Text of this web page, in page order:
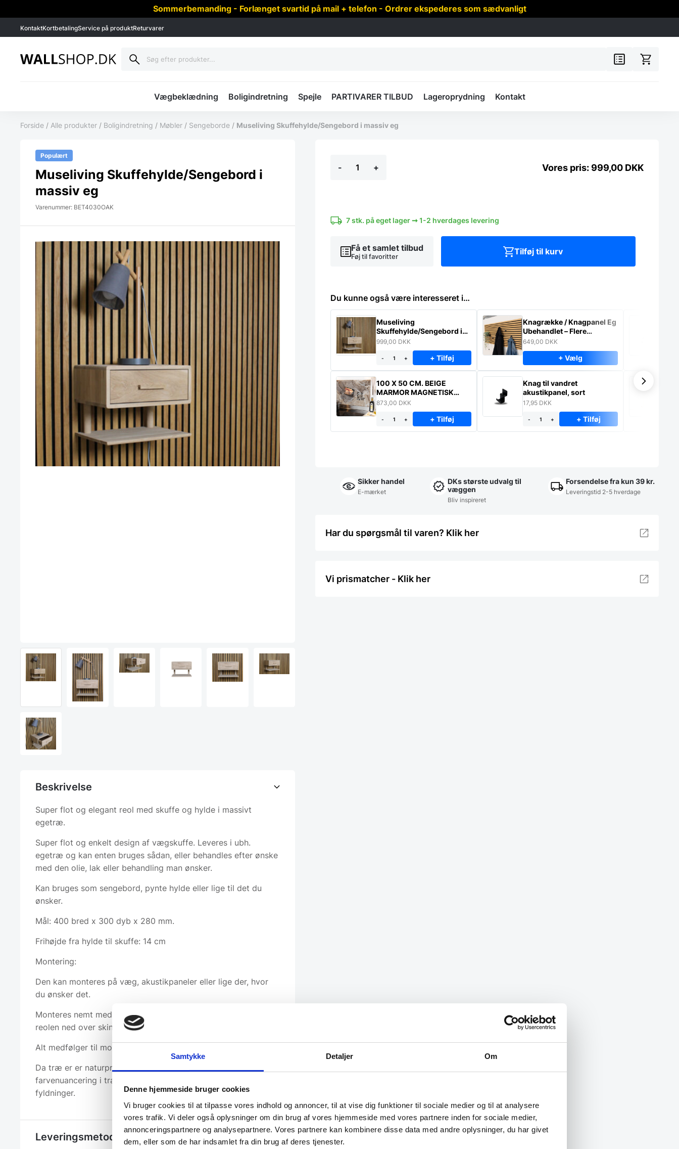
Samtykke Detaljer Om
Denne hjemmeside bruger cookies
Vi bruger cookies til at tilpasse vores indhold og annoncer, til at vise dig funktioner til sociale medier og til at analysere
vores trafik. Vi deler også oplysninger om din brug af vores hjemmeside med vores partnere inden for sociale medier,
annonceringspartnere og analysepartnere. Vores partnere kan kombinere disse data med andre oplysninger, du har givet
dem, eller som de har indsamlet fra din brug af deres tjenester.
Sommerbemanding - Forlænget svartid på mail + telefon - Ordrer ekspederes som sædvanligt
KontaktKortbetalingService på produktReturvarer
Vægbeklædning Boligindretning Spejle PARTIVARER TILBUD Lageroprydning Kontakt
Forside / Alle produkter / Boligindretning / Møbler / Sengeborde / Museliving Skuffehylde/Sengebord i massiv eg
Populært
Museliving Skuffehylde/Sengebord i
massiv eg
Varenummer: BET4030OAK
Beskrivelse
Super flot og elegant reol med skuffe og hylde i massivt
egetræ.
Super flot og enkelt design af vægskuffe. Leveres i ubh.
egetræ og kan enten bruges sådan, eller behandles efter ønske
med den olie, lak eller behandling man ønsker.
Kan bruges som sengebord, pynte hylde eller lige til det du
ønsker.
Mål: 400 bred x 300 dyb x 280 mm.
Frihøjde fra hylde til skuffe: 14 cm
Montering:
Den kan monteres på væg, akustikpaneler eller lige der, hvor
du ønsker det.
Monteres nemt med en skinne på væggen og herefter kiles
reolen ned over skinnen.
Alt medfølger til montering.
Da træ er er naturprodukt, kan der forekomme let
farvenuancering i træet, samt knaster/små revner med sorte
fyldninger.
Leveringsmetode
-
Skuffehylde/Sengebord
+ 999,00 DKK
7 stk. på eget lager ➞ 1-2 hverdages levering
Få et samlet tilbud
Føj til favoritter Tilføj til kurv
Du kunne også være interesseret i…
Museliving
Skuffehylde/Sengebord i
massiv eg
999,00 DKK
- + + Tilføj
100 X 50 CM. BEIGE
MARMOR MAGNETISK
STÆNKPLADE
873,00 DKK
- + + Tilføj
Knagrække / Knagpanel Eg
Ubehandlet – Flere
størrelser
649,00 DKK
+ Vælg
Knag til vandret
akustikpanel, sort
17,95 DKK
- + + Tilføj
Sikker handel
E-mærket
DKs største udvalg til
væggen
Bliv inspireret
Forsendelse fra kun 39 kr.
Leveringstid 2-5 hverdage
Har du spørgsmål til varen? Klik her
Vi prismatcher - Klik her